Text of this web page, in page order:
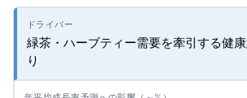
緑茶・ハーブティー需要を牽引する健
り